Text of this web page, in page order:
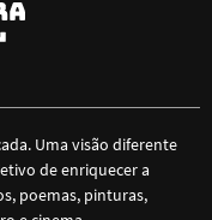
Uma visão diferente
de enriquecer a
poemas, pinturas,